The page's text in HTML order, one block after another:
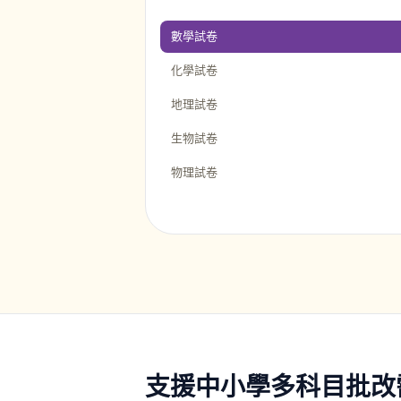
數學試卷
化學試卷
地理試卷
生物試卷
物理試卷
支援中小學多科目批